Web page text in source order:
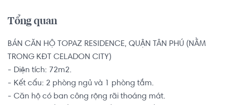
Tổng quan
BÁN CĂN HỘ TOPAZ RESIDENCE, QUẬN TÂN PHÚ (NẰM
TRONG KĐT CELADON CITY)
- Diện tích: 72m2.
- Kết cấu: 2 phòng ngủ và 1 phòng tắm.
- Căn hộ có ban công rộng rãi thoáng mát.